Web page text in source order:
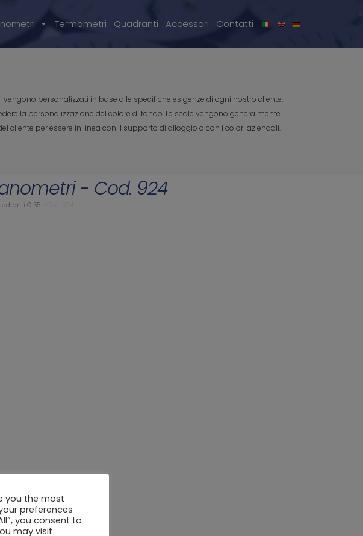
Termometri Quadranti Accessori Contatti
personalizzati in base alle specifiche esigenze di ogni nostro cliente.
la personalizzazione del colore di fondo. Le scale vengono generalmente
cliente per essere in linea con il supporto di alloggio o con i colori aziendali.
- Cod. 924
Ø 55
you the most
preferences
you consent to
may visit